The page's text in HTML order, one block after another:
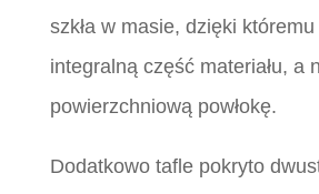
szkła w masie, dzięki
integralną część materiału, a
powierzchniową powłokę.
Dodatkowo tafle pokryto